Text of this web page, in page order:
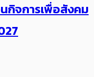
กิจการเพื่อสังคม